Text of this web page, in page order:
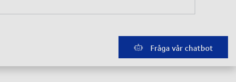
Fråga vår chatbot